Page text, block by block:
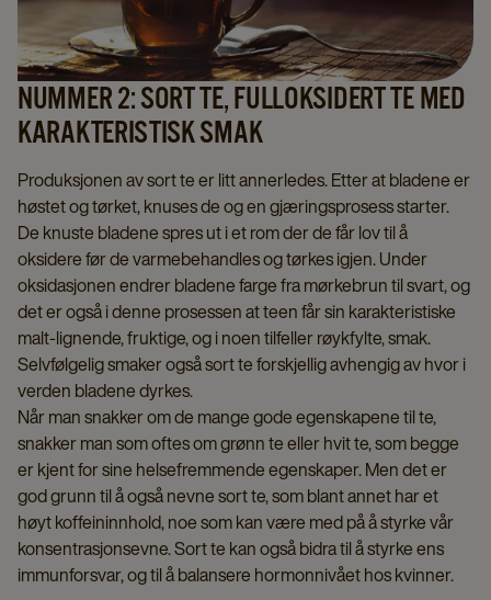
NUMMER 2: SORT TE, FULLOKSIDERT TE MED
KARAKTERISTISK SMAK
Produksjonen av sort te er litt annerledes. Etter at bladene er
høstet og tørket, knuses de og en gjæringsprosess starter.
De knuste bladene spres ut i et rom der de får lov til å
oksidere før de varmebehandles og tørkes igjen. Under
oksidasjonen endrer bladene farge fra mørkebrun til svart, og
det er også i denne prosessen at teen får sin karakteristiske
malt-lignende, fruktige, og i noen tilfeller røykfylte, smak.
Selvfølgelig smaker også sort te forskjellig avhengig av hvor i
verden bladene dyrkes.
Når man snakker om de mange gode egenskapene til te,
snakker man som oftes om grønn te eller hvit te, som begge
er kjent for sine helsefremmende egenskaper. Men det er
god grunn til å også nevne sort te, som blant annet har et
høyt koffeininnhold, noe som kan være med på å styrke vår
konsentrasjonsevne. Sort te kan også bidra til å styrke ens
immunforsvar, og til å balansere hormonnivået hos kvinner.